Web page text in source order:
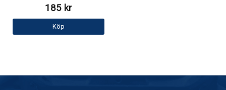
185 kr
Köp